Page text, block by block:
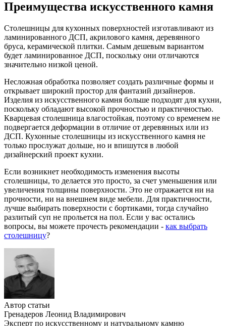
Преимущества искусственного камня
Столешницы для кухонных поверхностей изготавливают из
ламинированного ДСП, акрилового камня, деревянного
бруса, керамической плитки. Самым дешевым вариантом
будет ламинированное ДСП, поскольку они отличаются
значительно низкой ценой.
Несложная обработка позволяет создать различные формы и
открывает широкий простор для фантазий дизайнеров.
Изделия из искусственного камня больше подходят для кухни,
поскольку обладают высокой прочностью и практичностью.
Кварцевая столешница влагостойкая, поэтому со временем не
подвергается деформации в отличие от деревянных или из
ДСП. Кухонные столешницы из искусственного камня не
только прослужат дольше, но и впишутся в любой
дизайнерский проект кухни.
Если возникнет необходимость изменения высоты
столешницы, то делается это просто, за счет уменьшения или
увеличения толщины поверхности. Это не отражается ни на
прочности, ни на внешнем виде мебели. Для практичности,
лучше выбирать поверхности с бортиками, тогда случайно
разлитый суп не прольется на пол. Если у вас остались
вопросы, вы можете прочесть рекомендации - как выбрать
столешницу?
Автор статьи
Гренадеров Леонид Владимирович
Эксперт по искусственному и натуральному камню